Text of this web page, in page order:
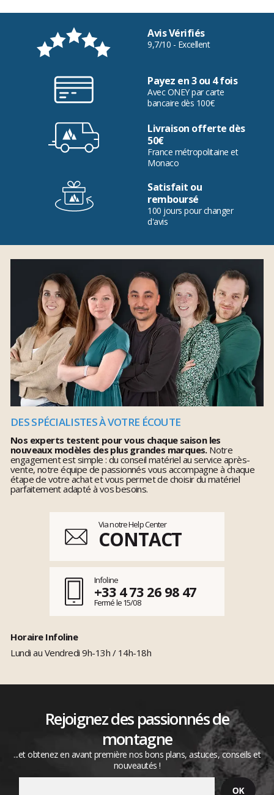
Avis Vérifiés
9,7/10 - Excellent
Payez en 3 ou 4 fois
Avec ONEY par carte
bancaire dès 100€
Livraison offerte dès
50€
France métropolitaine et
Monaco
Satisfait ou
remboursé
100 jours pour changer
d'avis
DES SPÉCIALISTES À VOTRE ÉCOUTE
Nos experts testent pour vous chaque saison les
nouveaux modèles des plus grandes marques.Notre
engagement est simple : du conseil matériel au service après-
vente, notre équipe de passionnés vous accompagne à chaque
étape de votre achat et vous permet de choisir du matériel
parfaitement adapté à vos besoins.
Via notre Help Center
CONTACT
Infoline
+33 4 73 26 98 47
Fermé le 15/08
Horaire Infoline
Lundi au Vendredi 9h-13h / 14h-18h
Rejoignez des passionnés de
montagne
...et obtenez en avant première nos bons plans, astuces, conseils et
nouveautés !